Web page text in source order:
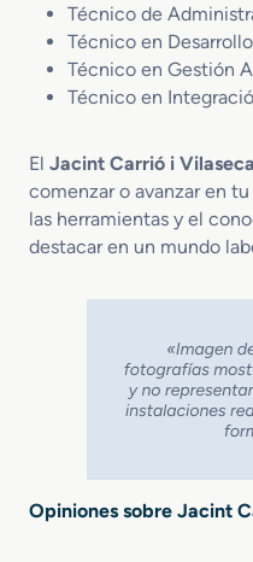
Técnico de
Técnico en
Técnico en Gestión
Técnico en
El Jacint Carrió i Vilaseca
comenzar o avanzar en
las herramientas y el
destacar en un mundo
Opiniones sobre Jacint